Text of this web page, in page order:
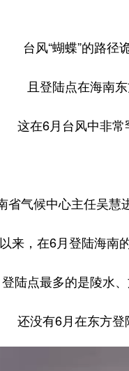
台风“蝴蝶”的路径
且登陆点在海南
这在6月台风中非常
省气候中心主任吴慧
来，在6月登陆海南
登陆点最多的是陵水
还没有6月在东方登